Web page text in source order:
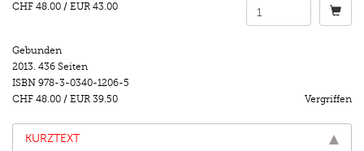
CHF 48.00 / EUR 43.00
Gebunden
2013. 436 Seiten
ISBN 978-3-0340-1206-5
CHF 48.00 / EUR 39.50 Vergriffen
KURZTEXT